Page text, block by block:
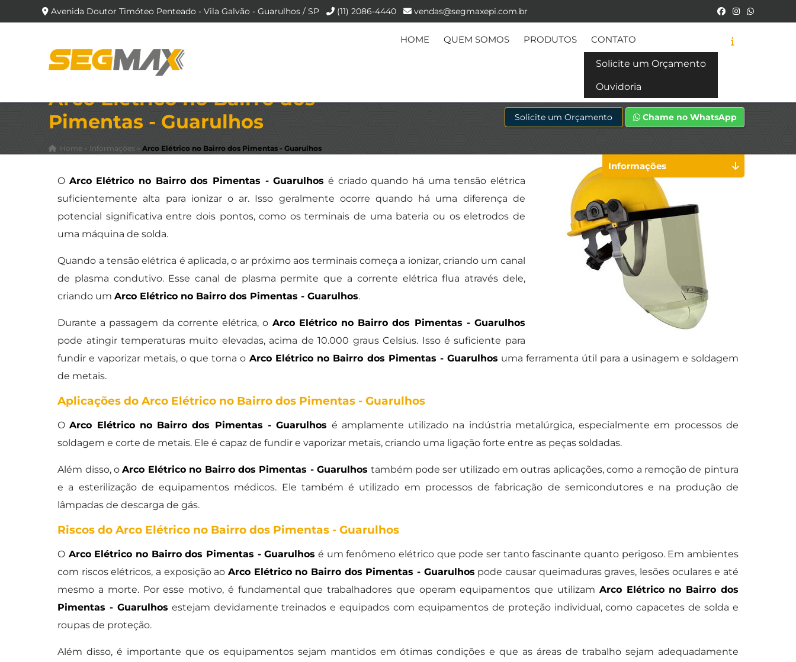
Avenida Doutor Timóteo Penteado - Vila Galvão - Guarulhos / SP (11) 2086-4440 vendas@segmaxepi.com.br
HOME QUEM SOMOS PRODUTOS CONTATO
Solicite um Orçamento
Ouvidoria
Arco Elétrico no Bairro dos
Pimentas - Guarulhos
Home » Informações »Arco Elétrico no Bairro dos Pimentas - Guarulhos
Solicite um Orçamento Chame no WhatsApp
O Arco Elétrico no Bairro dos Pimentas - Guarulhos é criado quando há uma tensão elétrica
suficientemente alta para ionizar o ar. Isso geralmente ocorre quando há uma diferença de
potencial significativa entre dois pontos, como os terminais de uma bateria ou os eletrodos de
uma máquina de solda.
Quando a tensão elétrica é aplicada, o ar próximo aos terminais começa a ionizar, criando um canal
de plasma condutivo. Esse canal de plasma permite que a corrente elétrica flua através dele,
criando umArco Elétrico no Bairro dos Pimentas - Guarulhos.
Durante a passagem da corrente elétrica, oArco Elétrico no Bairro dos Pimentas - Guarulhos
pode atingir temperaturas muito elevadas, acima de 10.000 graus Celsius. Isso é suficiente para
fundir e vaporizar metais, o que torna o Arco Elétrico no Bairro dos Pimentas - Guarulhos uma ferramenta útil para a usinagem e soldagem
de metais.
Aplicações do Arco Elétrico no Bairro dos Pimentas - Guarulhos
OArco Elétrico no Bairro dos Pimentas - Guarulhos é amplamente utilizado na indústria metalúrgica, especialmente em processos de
soldagem e corte de metais. Ele é capaz de fundir e vaporizar metais, criando uma ligação forte entre as peças soldadas.
Além disso, oArco Elétrico no Bairro dos Pimentas - Guarulhos também pode ser utilizado em outras aplicações, como a remoção de pintura
e a esterilização de equipamentos médicos. Ele também é utilizado em processos de fabricação de semicondutores e na produção de
lâmpadas de descarga de gás.
Riscos do Arco Elétrico no Bairro dos Pimentas - Guarulhos
O Arco Elétrico no Bairro dos Pimentas - Guarulhos é um fenômeno elétrico que pode ser tanto fascinante quanto perigoso. Em ambientes
com riscos elétricos, a exposição aoArco Elétrico no Bairro dos Pimentas - Guarulhos pode causar queimaduras graves, lesões oculares e até
mesmo a morte. Por esse motivo, é fundamental que trabalhadores que operam equipamentos que utilizam Arco Elétrico no Bairro dos
Pimentas - Guarulhos estejam devidamente treinados e equipados com equipamentos de proteção individual, como capacetes de solda e
roupas de proteção.
Além disso, é importante que os equipamentos sejam mantidos em ótimas condições e que as áreas de trabalho sejam adequadamente
Informações